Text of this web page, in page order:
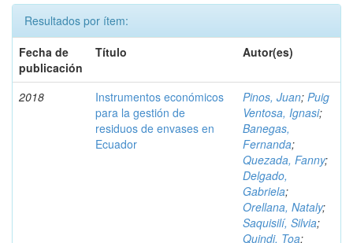
Resultados por ítem:
Fecha de
publicación
Título Autor(es)
2018
Instrumentos económicos
para la gestión de
residuos de envases en
Ecuador
Pinos, Juan; Puig
Ventosa, Ignasi;
Banegas,
Fernanda;
Quezada, Fanny;
Delgado,
Gabriela;
Orellana, Nataly;
Saquisilí, Silvia;
Quindi, Toa;